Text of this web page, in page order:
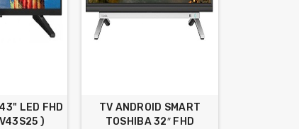
LED FHD
)
TV ANDROID SMART
TOSHIBA 32″ FHD